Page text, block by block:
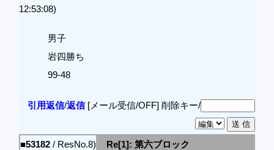
12:53:08)
男子
岩四勝ち
99-48
引用返信/返信[メール受信/OFF] 削除キー/
■53182 / ResNo.8)
Re[1]: 第六ブロック